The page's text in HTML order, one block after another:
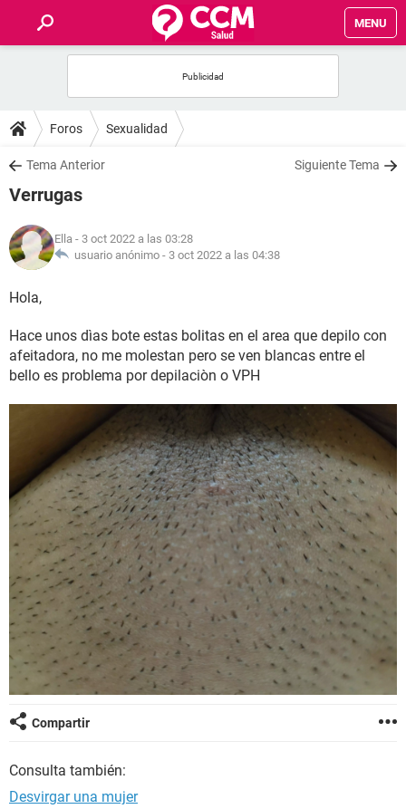
MENU
FOROS
SALUD
FAMILIA
NUTRICIÓN
BIENESTAR
SEXUALIDAD
Foros Sexualidad
Tema Anterior Siguiente Tema
Verrugas
Ella - 3 oct 2022 a las 03:28
usuario anónimo - 3 oct 2022 a las 04:38
Hola,
Hace unos dìas bote estas bolitas en el area que depilo con
afeitadora, no me molestan pero se ven blancas entre el
bello es problema por depilaciòn o VPH
Compartir
Consulta también:
Desvirgar una mujer